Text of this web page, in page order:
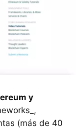
y
(más de 40